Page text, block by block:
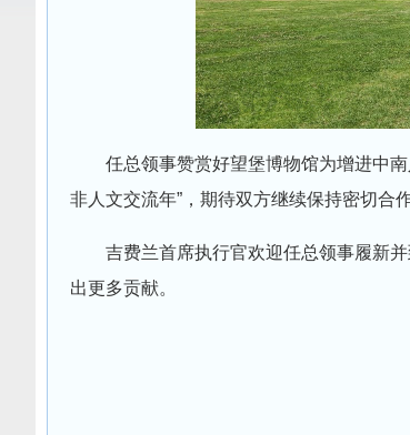
任总领事赞赏好望堡博物馆为增进中
非人文交流年”，期待双方继续保持密切合
吉费兰首席执行官欢迎任总领事履新
出更多贡献。